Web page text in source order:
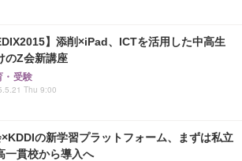
】添削×iPad、ICTを活用した中高生
のZ会新講座
・受験
Thu 9:00
の新学習プラットフォーム、まずは私立
一貫校から導入へ